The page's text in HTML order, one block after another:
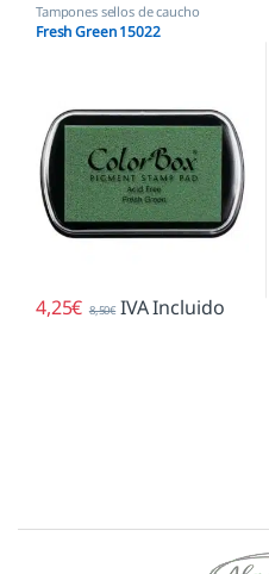
Tampones sellos de caucho
Fresh Green 15022
4,25€ 8,50€ IVA Incluido
Marcas De Carrusel